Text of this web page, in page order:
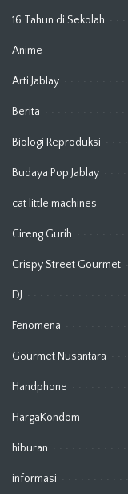
16 Tahun di Sekolah
Anime
Arti Jablay
Berita
Biologi Reproduksi
Budaya Pop Jablay
cat little machines
Cireng Gurih
Crispy Street Gourmet
DJ
Fenomena
Gourmet Nusantara
Handphone
HargaKondom
hiburan
informasi